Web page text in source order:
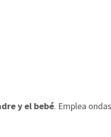
y el bebé. Emplea